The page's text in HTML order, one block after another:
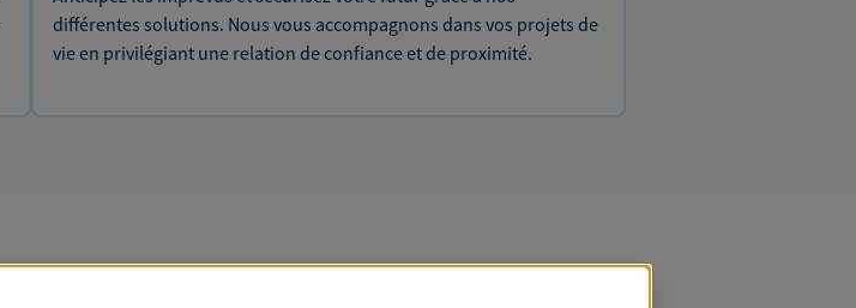
différentes solutions. Nous vous accompagnons dans vos projets de
vie en privilégiant une relation de confiance et de proximité.